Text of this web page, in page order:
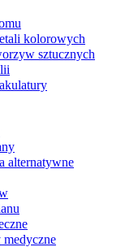
kolorowych
sztucznych
alternatywne
medyczne